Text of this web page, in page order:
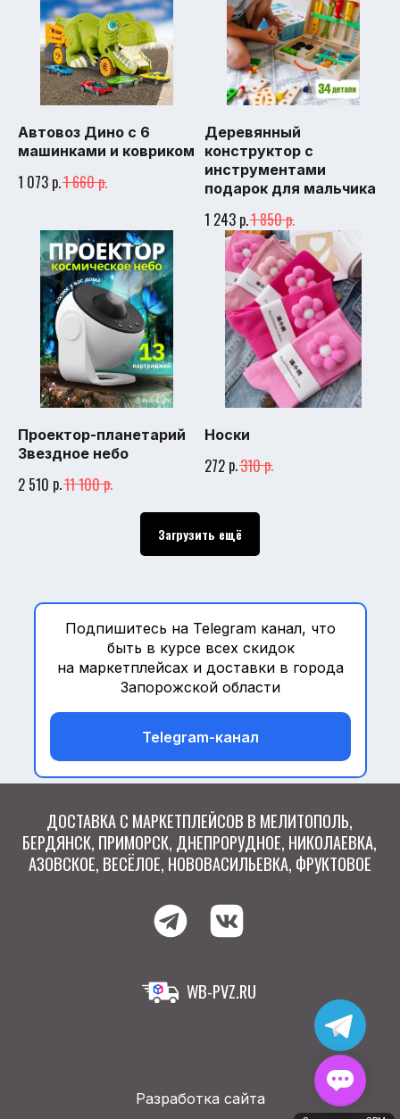
Автовоз Дино c 6
машинками и ковриком
1 073 р.1 660р.
Деревянный
конструктор с
инструментами
подарок для мальчика
1 243 р.1 850р.
Проектор-планетарий
Звездное небо
2 510 р.11 100р.
Носки
272 р.310р.
Загрузить ещё
Подпишитесь на Telegram канал, что
быть в курсе всех скидок
на маркетплейсах и доставки в города
Запорожской области
Telegram-канал
ДОСТАВКА С МАРКЕТПЛЕЙСОВ В МЕЛИТОПОЛЬ,
БЕРДЯНСК, ПРИМОРСК, ДНЕПРОРУДНОЕ, НИКОЛАЕВКА,
АЗОВСКОЕ, ВЕСЁЛОЕ, НОВОВАСИЛЬЕВКА, ФРУКТОВОЕ
Разработка сайта
WB-PVZ.RU